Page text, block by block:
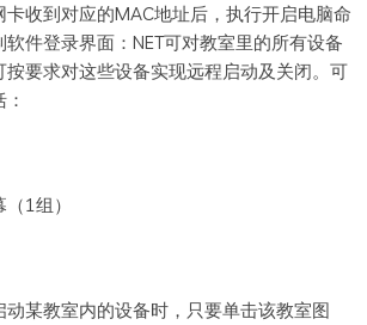
收到对应的MAC地址后，执行开启电脑命
件登录界面：NET可对教室里的所有设备
要求对这些设备实现远程启动及关闭。可
1组）
动某教室内的设备时，只要单击该教室图